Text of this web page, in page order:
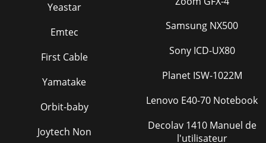
Yeastar
Emtec
First Cable
Yamatake
Orbit-baby
Joytech Non
Samsung NX500
Sony ICD-UX80
Planet ISW-1022M
Lenovo E40-70 Notebook
Decolav 1410 Manuel de
l'utilisateur